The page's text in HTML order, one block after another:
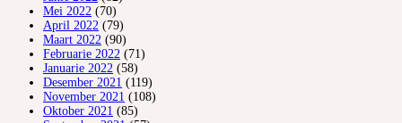
Mei 2022 (70)
April 2022 (79)
Maart 2022 (90)
Februarie 2022 (71)
Januarie 2022 (58)
Desember 2021 (119)
November 2021 (108)
Oktober 2021 (85)